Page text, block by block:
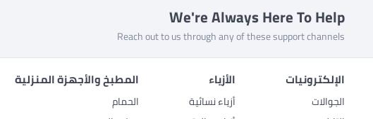
We're Always Here To Help
Reach out to us through any of these support channels
الإلكترونيات
الجوالات
الأزياء
أزياء نسائية
المطبخ والأجهزة المنزلية
الحمام